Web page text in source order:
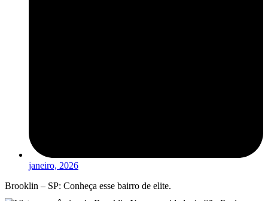
janeiro, 2026
Brooklin – SP: Conheça esse bairro de elite.